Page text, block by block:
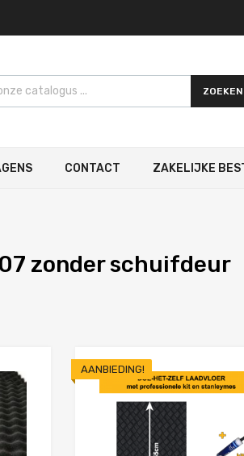
ZOEKEN
CONTACT ZAKELIJKE
zonder schuifdeur
Toevoegen aan Favorieten
Product Vergelijken
AANBIEDING!